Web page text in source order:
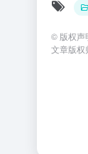
© 版权声
文章版权